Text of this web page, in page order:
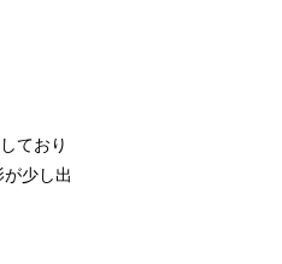
ており
少し出